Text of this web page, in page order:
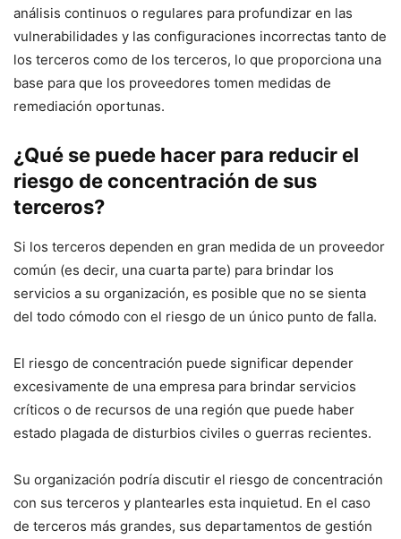
análisis continuos o regulares para profundizar en las
vulnerabilidades y las configuraciones incorrectas tanto de
los terceros como de los terceros, lo que proporciona una
base para que los proveedores tomen medidas de
remediación oportunas.
¿Qué se puede hacer para reducir el
riesgo de concentración de sus
terceros?
Si los terceros dependen en gran medida de un proveedor
común (es decir, una cuarta parte) para brindar los
servicios a su organización, es posible que no se sienta
del todo cómodo con el riesgo de un único punto de falla.
El riesgo de concentración puede significar depender
excesivamente de una empresa para brindar servicios
críticos o de recursos de una región que puede haber
estado plagada de disturbios civiles o guerras recientes.
Su organización podría discutir el riesgo de concentración
con sus terceros y plantearles esta inquietud. En el caso
de terceros más grandes, sus departamentos de gestión